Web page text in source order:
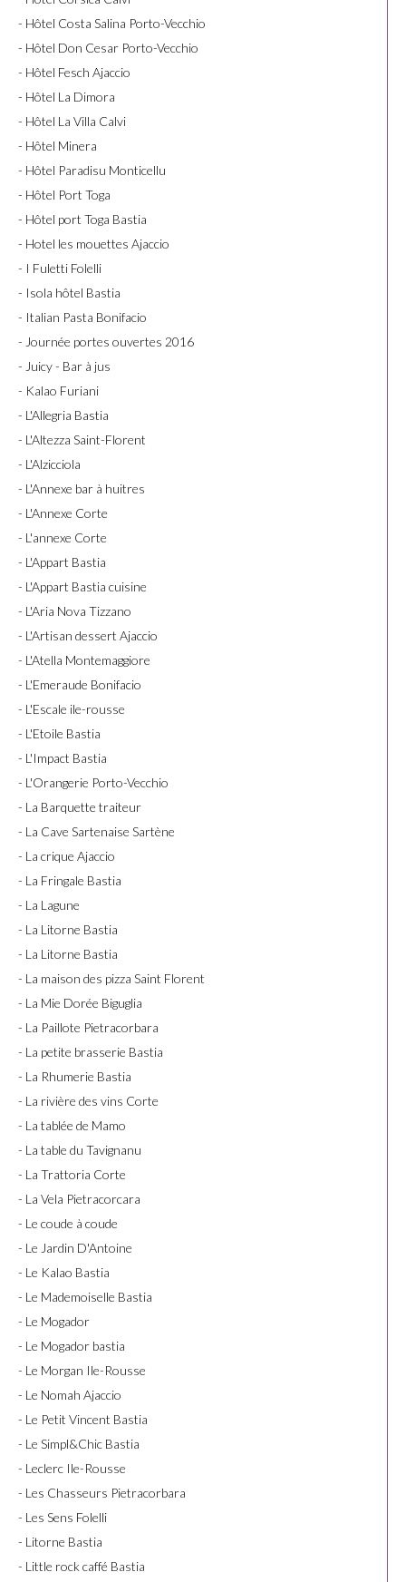
- Hôtel Costa Salina Porto-Vecchio
- Hôtel Don Cesar Porto-Vecchio
- Hôtel Fesch Ajaccio
- Hôtel La Dimora
- Hôtel La Villa Calvi
- Hôtel Minera
- Hôtel Paradisu Monticellu
- Hôtel Port Toga
- Hôtel port Toga Bastia
- Hotel les mouettes Ajaccio
- I Fuletti Folelli
- Isola hôtel Bastia
- Italian Pasta Bonifacio
- Journée portes ouvertes 2016
- Juicy - Bar à jus
- Kalao Furiani
- L'Allegria Bastia
- L'Altezza Saint-Florent
- L'Alzicciola
- L'Annexe bar à huitres
- L'Annexe Corte
- L'annexe Corte
- L'Appart Bastia
- L'Appart Bastia cuisine
- L'Aria Nova Tizzano
- L'Artisan dessert Ajaccio
- L'Atella Montemaggiore
- L'Emeraude Bonifacio
- L'Escale ile-rousse
- L'Etoile Bastia
- L'Impact Bastia
- L'Orangerie Porto-Vecchio
- La Barquette traiteur
- La Cave Sartenaise Sartène
- La crique Ajaccio
- La Fringale Bastia
- La Lagune
- La Litorne Bastia
- La Litorne Bastia
- La maison des pizza Saint Florent
- La Mie Dorée Biguglia
- La Paillote Pietracorbara
- La petite brasserie Bastia
- La Rhumerie Bastia
- La rivière des vins Corte
- La tablée de Mamo
- La table du Tavignanu
- La Trattoria Corte
- La Vela Pietracorcara
- Le coude à coude
- Le Jardin D'Antoine
- Le Kalao Bastia
- Le Mademoiselle Bastia
- Le Mogador
- Le Mogador bastia
- Le Morgan Ile-Rousse
- Le Nomah Ajaccio
- Le Petit Vincent Bastia
- Le Simpl&Chic Bastia
- Leclerc Ile-Rousse
- Les Chasseurs Pietracorbara
- Les Sens Folelli
- Litorne Bastia
- Little rock caffé Bastia